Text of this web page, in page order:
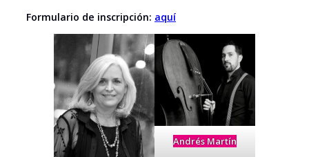
Formulario de inscripción: aquí
Andrés Martín